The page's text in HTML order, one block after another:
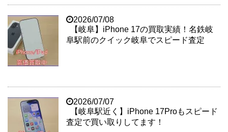
2026/07/08
【岐阜】iPhone 17の買取実績！名鉄岐
阜駅前のクイック岐阜でスピード査定
2026/07/07
【岐阜駅近く】iPhone 17Proもスピード
査定で買い取りしてます！